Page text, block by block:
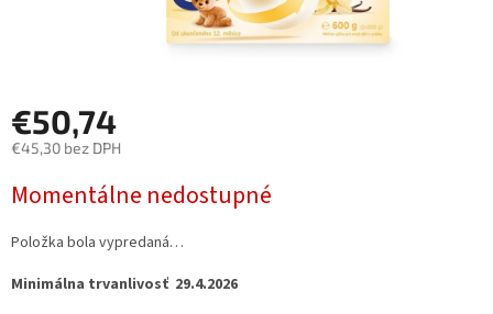
€50,74
€45,30 bez DPH
cena:
Momentálne nedostupné
Položka bola vypredaná…
Minimálna trvanlivosť 29.4.2026